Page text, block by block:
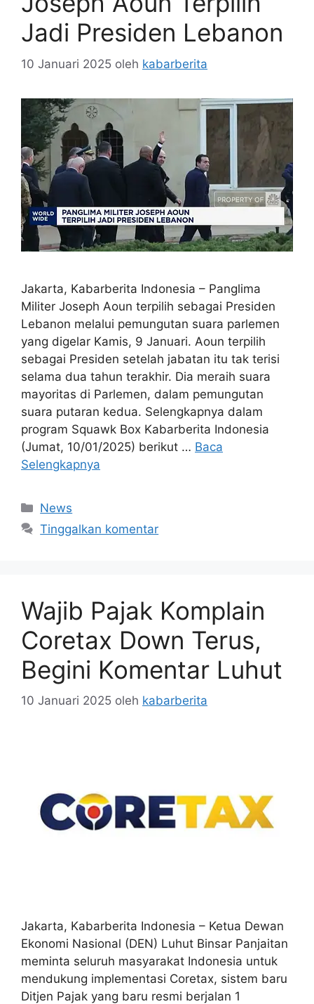
Jadi Presiden Lebanon
10 Januari 2025 oleh kabarberita
Jakarta, Kabarberita Indonesia – Panglima
Militer Joseph Aoun terpilih sebagai Presiden
Lebanon melalui pemungutan suara parlemen
yang digelar Kamis, 9 Januari. Aoun terpilih
sebagai Presiden setelah jabatan itu tak terisi
selama dua tahun terakhir. Dia meraih suara
mayoritas di Parlemen, dalam pemungutan
suara putaran kedua. Selengkapnya dalam
program Squawk Box Kabarberita Indonesia
(Jumat, 10/01/2025) berikut … Baca
Selengkapnya
Kategori
News
Tinggalkan komentar
Wajib Pajak Komplain
Coretax Down Terus,
Begini Komentar Luhut
10 Januari 2025 oleh kabarberita
Jakarta, Kabarberita Indonesia – Ketua Dewan
Ekonomi Nasional (DEN) Luhut Binsar Panjaitan
meminta seluruh masyarakat Indonesia untuk
mendukung implementasi Coretax, sistem baru
Ditjen Pajak yang baru resmi berjalan 1